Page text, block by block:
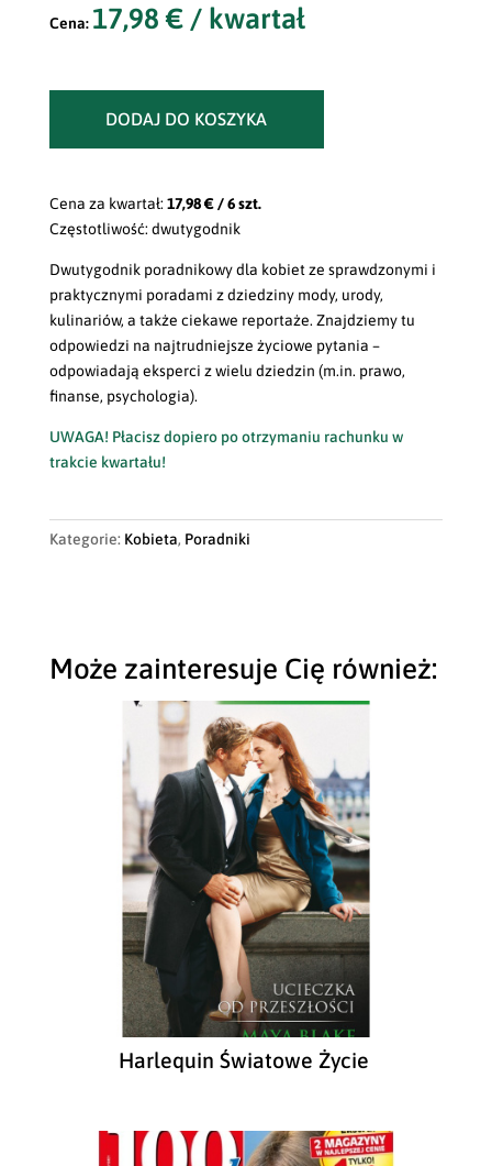
17,98€/ kwartał
DODAJ DO KOSZYKA
Cena za kwartał: 17,98 € / 6 szt.
Częstotliwość: dwutygodnik
Dwutygodnik poradnikowy dla kobiet ze sprawdzonymi i
praktycznymi poradami z dziedziny mody, urody,
kulinariów, a także ciekawe reportaże. Znajdziemy tu
odpowiedzi na najtrudniejsze życiowe pytania –
odpowiadają eksperci z wielu dziedzin (m.in. prawo,
finanse, psychologia).
UWAGA! Płacisz dopiero po otrzymaniu rachunku w
trakcie kwartału!
Kategorie: Kobieta, Poradniki
Może zainteresuje Cię również:
Harlequin Światowe Życie